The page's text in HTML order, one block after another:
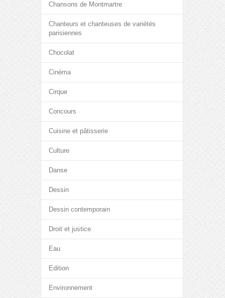
Chansons de Montmartre
Chanteurs et chanteuses de variétés
parisiennes
Chocolat
Cinéma
Cirque
Concours
Cuisine et pâtisserie
Culture
Danse
Dessin
Dessin contemporain
Droit et justice
Eau
Edition
Environnement